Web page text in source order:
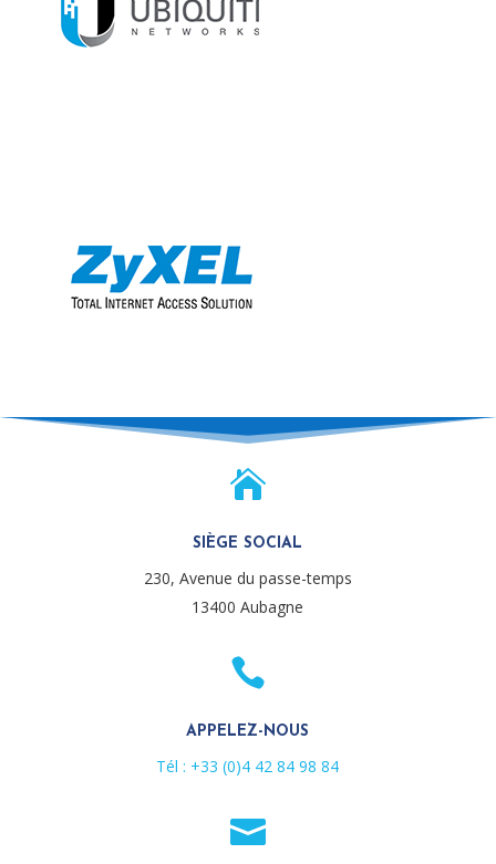

SIÈGE SOCIAL
230, Avenue du passe-temps
13400 Aubagne

APPELEZ-NOUS
Tél : +33 (0)4 42 84 98 84
